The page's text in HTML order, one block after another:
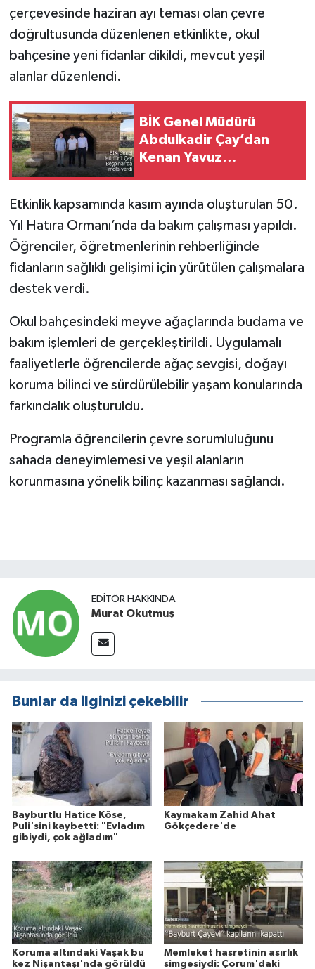
çerçevesinde haziran ayı teması olan çevre
doğrultusunda düzenlenen etkinlikte, okul
bahçesine yeni fidanlar dikildi, mevcut yeşil
alanlar düzenlendi.
BİK Genel Müdürü
Abdulkadir Çay’dan
Kenan Yavuz
Etkinlik kapsamında kasım ayında oluşturulan 50.
Yıl Hatıra Ormanı’nda da bakım çalışması yapıldı.
Öğrenciler, öğretmenlerinin rehberliğinde
fidanların sağlıklı gelişimi için yürütülen çalışmalara
destek verdi.
Okul bahçesindeki meyve ağaçlarında budama ve
bakım işlemleri de gerçekleştirildi. Uygulamalı
faaliyetlerle öğrencilerde ağaç sevgisi, doğayı
koruma bilinci ve sürdürülebilir yaşam konularında
farkındalık oluşturuldu.
Programla öğrencilerin çevre sorumluluğunu
sahada deneyimlemesi ve yeşil alanların
korunmasına yönelik bilinç kazanması sağlandı.
EDITÖR HAKKINDA
Murat Okutmuş
Bunlar da ilginizi çekebilir
Bayburtlu Hatice Köse,
Puli'sini kaybetti: "Evladım
gibiydi, çok ağladım"
Kaymakam Zahid Ahat
Gökçedere'de
Koruma altındaki Vaşak bu
kez Nişantaşı'nda görüldü
Memleket hasretinin asırlık
simgesiydi: Çorum'daki